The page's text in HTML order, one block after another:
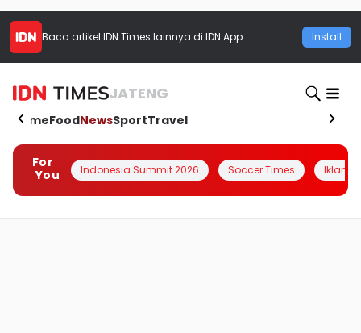
Baca artikel IDN Times lainnya di IDN App Install
JATENG
HomeFoodNewsSportTravel
For
You
Indonesia Summit 2026 Soccer Times Iklanin